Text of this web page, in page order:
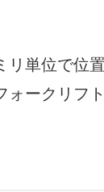
リ単位で位
ォークリフ